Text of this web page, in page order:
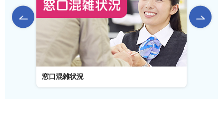
前のスライドを表示
窓口混雑状況